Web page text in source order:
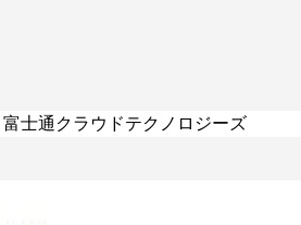
富士通クラウドテクノロジーズ